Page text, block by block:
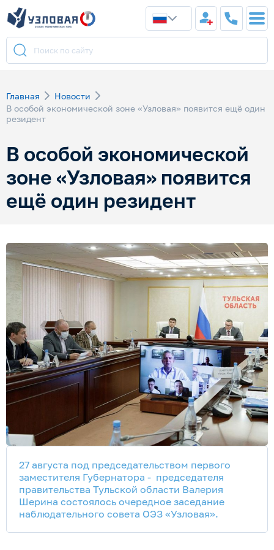
Главная
Новости
В особой экономической зоне «Узловая» появится ещё один
резидент
В особой экономической
зоне «Узловая» появится
ещё один резидент
27 августа под председательством первого
заместителя Губернатора - председателя
правительства Тульской области Валерия
Шерина состоялось очередное заседание
наблюдательного совета ОЭЗ «Узловая».